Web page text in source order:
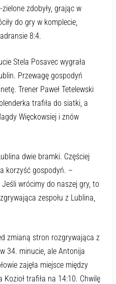
zdobyły, grając w
do gry w komplecie,
8:4.
Stela Posavec wygrała
Przewagę gospodyń
Trener Paweł Tetelewski
trafiła do siatki, a
Więckowsiej i znów
dwie bramki. Częściej
korzyść gospodyń. –
wrócimy do naszej gry, to
zespołu z Lublina,
zmianą stron rozgrywająca z
34. minucie, ale Antonija
zajęła miejsce między
trafiła na 14:10. Chwilę